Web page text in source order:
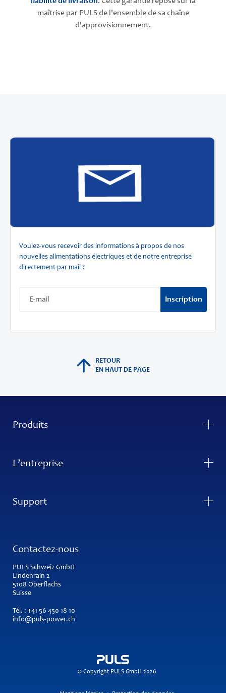
maîtrise par PULS de l'ensemble de sa chaîne
d'approvisionnement.
Voulez-vous recevoir des informations à propos de nos
nouvelles alimentations électriques et de notre entreprise
directement par mail ?
Inscription
RETOUR
EN HAUT DE PAGE
Produits
L’entreprise
Support
Contactez-nous
PULS Schweiz GmbH
Lindenrain 2
5108 Oberflachs
Suisse
Tél. : +41 56 450 18 10
info@puls-power.ch
© Copyright PULS GmbH 2026